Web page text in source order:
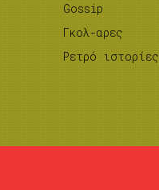
Gossip
Γκολ-αρες
Ρετρό ιστορίες